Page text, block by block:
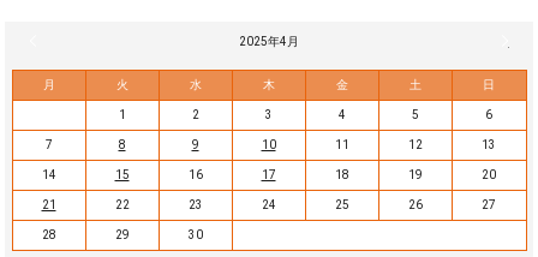
2025年4月
月 火 水 木 金 土 日
1 2 3 4 5 6
7 8 9 10 11 12 13
14 15 16 17 18 19 20
21 22 23 24 25 26 27
28 29 30